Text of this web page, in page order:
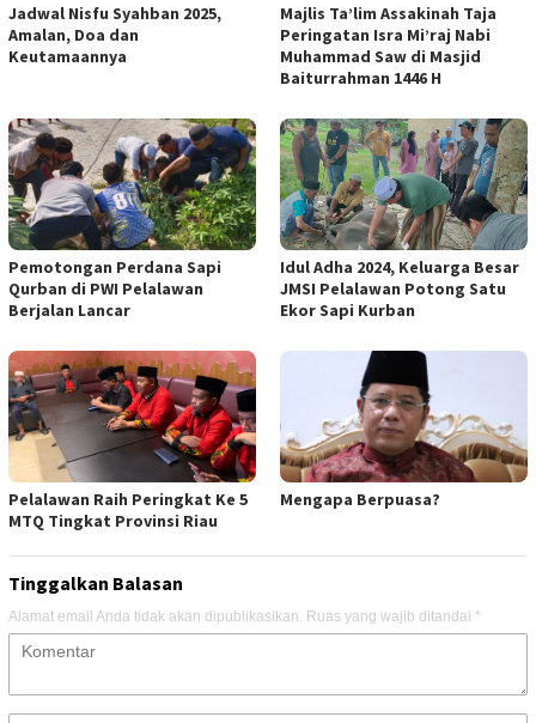
Jadwal Nisfu Syahban 2025,
Amalan, Doa dan
Keutamaannya
Majlis Ta’lim Assakinah Taja
Peringatan Isra Mi’raj Nabi
Muhammad Saw di Masjid
Baiturrahman 1446 H
Pemotongan Perdana Sapi
Qurban di PWI Pelalawan
Berjalan Lancar
Idul Adha 2024, Keluarga Besar
JMSI Pelalawan Potong Satu
Ekor Sapi Kurban
Pelalawan Raih Peringkat Ke 5
MTQ Tingkat Provinsi Riau
Mengapa Berpuasa?
Tinggalkan Balasan
Alamat email Anda tidak akan dipublikasikan. Ruas yang wajib ditandai *